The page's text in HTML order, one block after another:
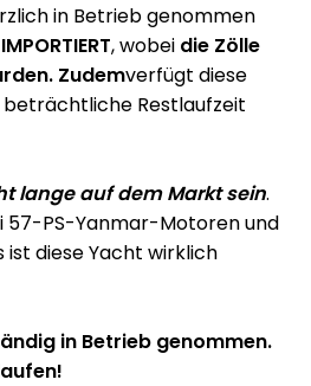
in Betrieb genommen
, wobei die Zölle
Zudemverfügt diese
Restlaufzeit
lange auf dem Markt sein.
PS-Yanmar-Motoren und
diese Yacht wirklich
in Betrieb genommen.